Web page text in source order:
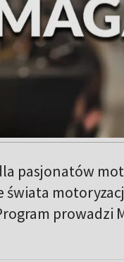
pasjonatów
prowadzi